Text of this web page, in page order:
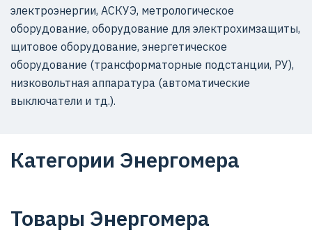
электроэнергии, АСКУЭ, метрологическое
оборудование, оборудование для электрохимзащиты,
щитовое оборудование, энергетическое
оборудование (трансформаторные подстанции, РУ),
низковольтная аппаратура (автоматические
выключатели и тд.).
Категории Энергомера
Товары Энергомера